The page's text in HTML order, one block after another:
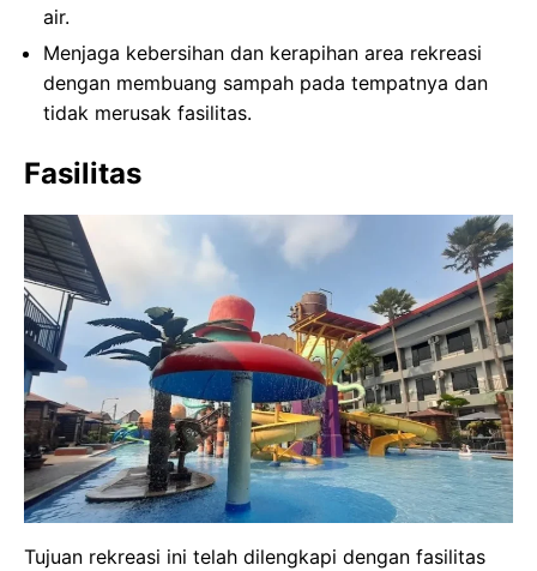
air.
Menjaga kebersihan dan kerapihan area rekreasi
dengan membuang sampah pada tempatnya dan
tidak merusak fasilitas.
Fasilitas
Tujuan rekreasi ini telah dilengkapi dengan fasilitas